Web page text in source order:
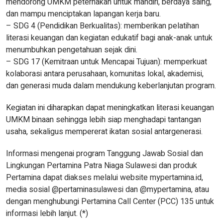
dan mampu menciptakan lapangan kerja baru.
– SDG 4 (Pendidikan Berkualitas): memberikan pelatihan
literasi keuangan dan kegiatan edukatif bagi anak-anak untuk
menumbuhkan pengetahuan sejak dini.
– SDG 17 (Kemitraan untuk Mencapai Tujuan): memperkuat
kolaborasi antara perusahaan, komunitas lokal, akademisi,
dan generasi muda dalam mendukung keberlanjutan program.
Kegiatan ini diharapkan dapat meningkatkan literasi keuangan
UMKM binaan sehingga lebih siap menghadapi tantangan
usaha, sekaligus mempererat ikatan sosial antargenerasi.
Informasi mengenai program Tanggung Jawab Sosial dan
Lingkungan Pertamina Patra Niaga Sulawesi dan produk
Pertamina dapat diakses melalui website mypertamina.id,
media sosial @pertaminasulawesi dan @mypertamina, atau
dengan menghubungi Pertamina Call Center (PCC) 135 untuk
informasi lebih lanjut. (*)